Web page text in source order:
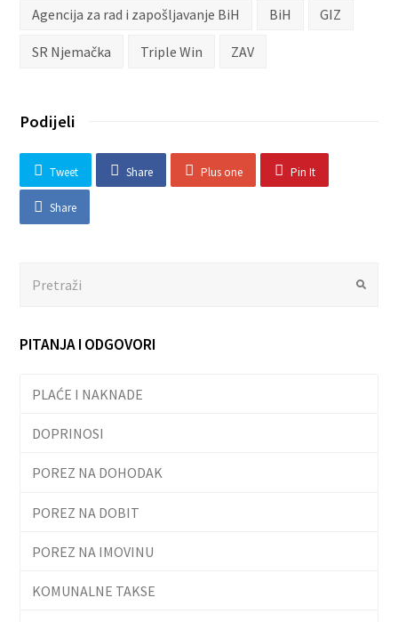
Agencija za rad i zapošljavanje BiH BiH GIZ
SR Njemačka Triple Win ZAV
Podijeli
Tweet Share Plus one Pin It
Share
PITANJA I ODGOVORI
PLAĆE I NAKNADE
DOPRINOSI
POREZ NA DOHODAK
POREZ NA DOBIT
POREZ NA IMOVINU
KOMUNALNE TAKSE